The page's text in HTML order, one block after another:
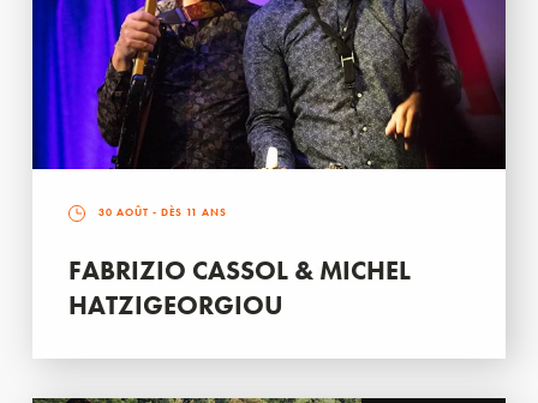
30 AOÛT - DÈS 11 ANS
FABRIZIO CASSOL & MICHEL
HATZIGEORGIOU